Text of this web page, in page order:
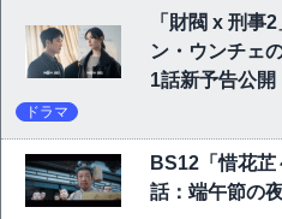
「財閥 x 刑事
ン・ウンチェ
1話新予告公開
ドラマ
BS12「惜花
話：端午節の